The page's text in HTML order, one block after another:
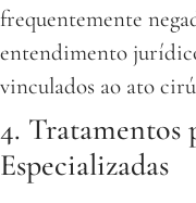
frequentemente
entendimento
vinculados ao ato
4. Tratamentos
Especializadas